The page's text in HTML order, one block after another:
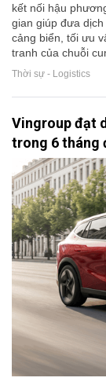
kết nối hậu
gian giúp đưa
cảng biển, tối ưu
tranh của chuỗi
Thời sự - Logistics
Vingroup đạt
trong 6 tháng